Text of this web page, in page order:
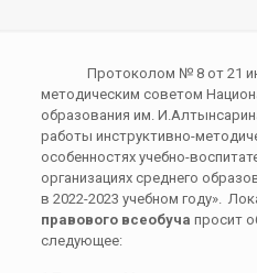
Протоколом № 8 от 21
методическим советом
образования им.
работы инструктивно-
особенностях учебно-
организациях среднего
в 2022-2023 учебном году».
правового всеобуча просит
следующее: